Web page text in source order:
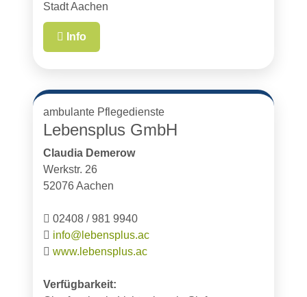
Stadt Aachen
Info
ambulante Pflegedienste
Lebensplus GmbH
Claudia Demerow
Werkstr. 26
52076 Aachen
02408 / 981 9940
info@lebensplus.ac
www.lebensplus.ac
Verfügbarkeit: